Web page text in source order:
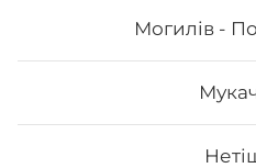
Могилів -